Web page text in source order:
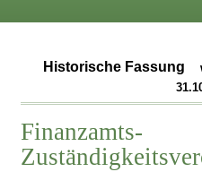
Historische Fassung
Finanzamts-